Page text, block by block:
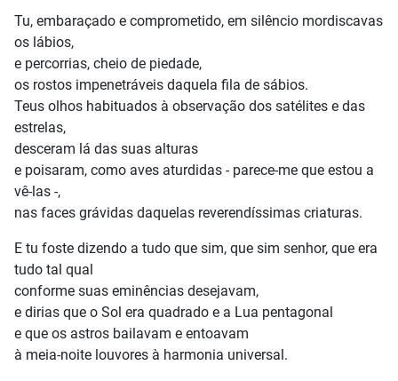
Tu, embaraçado e comprometido, em silêncio mordiscavas
os lábios,
e percorrias, cheio de piedade,
os rostos impenetráveis daquela fila de sábios.
Teus olhos habituados à observação dos satélites e das
estrelas,
desceram lá das suas alturas
e poisaram, como aves aturdidas - parece-me que estou a
vê-las -,
nas faces grávidas daquelas reverendíssimas criaturas.
E tu foste dizendo a tudo que sim, que sim senhor, que era
tudo tal qual
conforme suas eminências desejavam,
e dirias que o Sol era quadrado e a Lua pentagonal
e que os astros bailavam e entoavam
à meia-noite louvores à harmonia universal.